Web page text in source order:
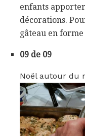
enfants
décorations.
gâteau en
09 de 09
Noël autour du